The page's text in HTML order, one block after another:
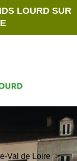
LOURD SUR
Val de Loire